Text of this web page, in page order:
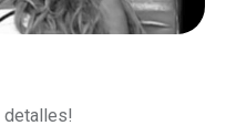
detalles!